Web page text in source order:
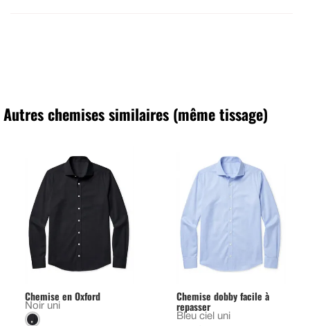
Autres chemises similaires (même tissage)
Chemise en Oxford
Noir uni
Chemise dobby facile à
repasser
Bleu ciel uni